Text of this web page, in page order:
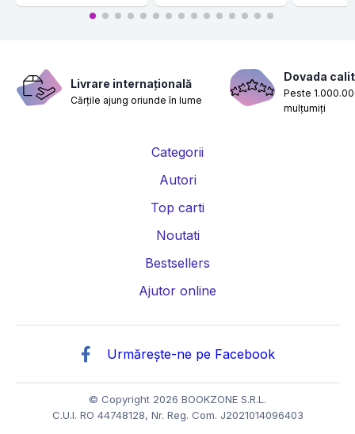
Livrare internațională
Cărțile ajung oriunde în lume
Dovada
Peste
mulțumiți
Categorii
Autori
Top carti
Noutati
Bestsellers
Ajutor online
Urmărește-ne pe Facebook
© Copyright 2026 BOOKZONE S.R.L.
C.U.I. RO 44748128, Nr. Reg. Com. J2021014096403